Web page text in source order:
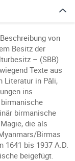
von
Besitz der
– (SBB)
Texte aus
Literatur in Pāli,
ins
birmanische
die als
Birmas
1641 bis 1937 A.D.
beigefügt.